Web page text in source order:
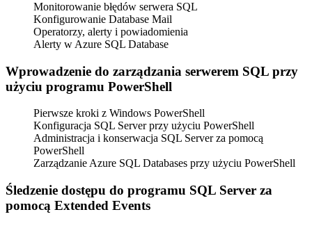
Monitorowanie błędów serwera SQL
Konfigurowanie Database Mail
Operatorzy, alerty i powiadomienia
Alerty w Azure SQL Database
Wprowadzenie do zarządzania serwerem SQL przy
użyciu programu PowerShell
Pierwsze kroki z Windows PowerShell
Konfiguracja SQL Server przy użyciu PowerShell
Administracja i konserwacja SQL Server za pomocą
PowerShell
Zarządzanie Azure SQL Databases przy użyciu PowerShell
Śledzenie dostępu do programu SQL Server za
pomocą Extended Events